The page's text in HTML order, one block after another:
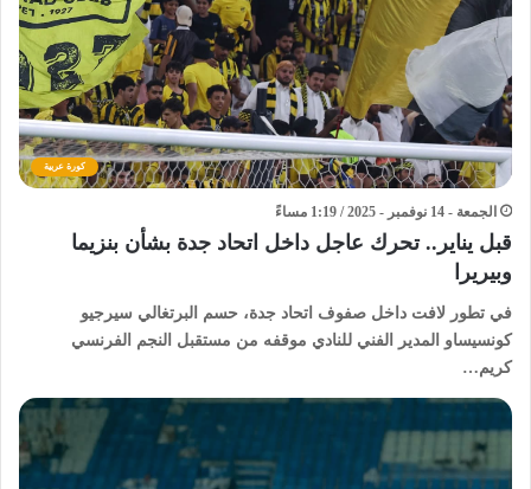
كورة عربية
الجمعة - 14 نوفمبر - 2025 / 1:19 مساءً
قبل يناير.. تحرك عاجل داخل اتحاد جدة بشأن بنزيما
وبيريرا
في تطور لافت داخل صفوف اتحاد جدة، حسم البرتغالي سيرجيو
كونسيساو المدير الفني للنادي موقفه من مستقبل النجم الفرنسي
كريم…